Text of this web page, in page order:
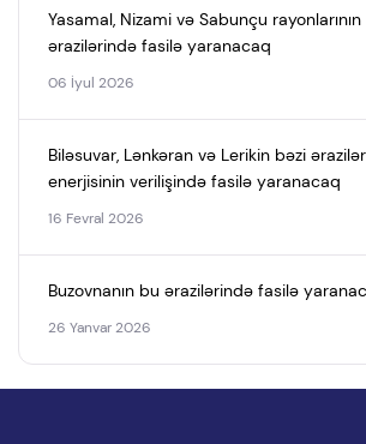
Yasamal, Nizami və Sabunçu
ərazilərində fasilə yaranacaq
06 İyul 2026
Biləsuvar, Lənkəran və Lerikin bəzi
enerjisinin verilişində fasilə yaranacaq
16 Fevral 2026
Buzovnanın bu ərazilərində fasilə
26 Yanvar 2026